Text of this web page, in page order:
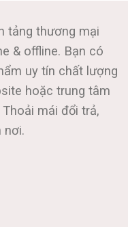
tảng thương mại
& offline. Bạn có
uy tín chất lượng
hoặc trung tâm
mái đổi trả,
nơi.